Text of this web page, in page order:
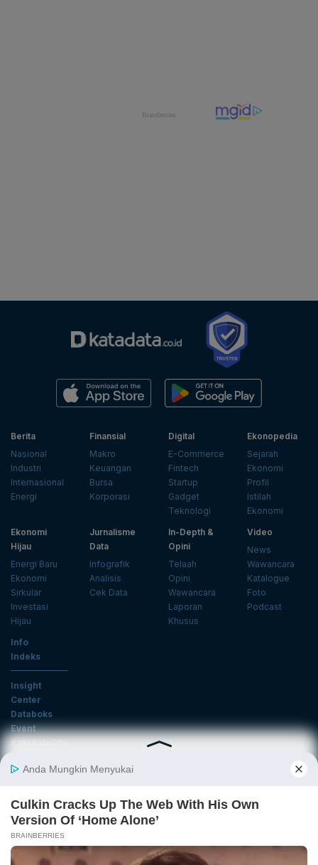
Berita
Nasional
Industri
Internasional
Energi
Finansial
Makro
Keuangan
Bursa
Korporasi
Digital
E-Commerce
Fintech
Startup
Gadget
Teknologi
Ekonopedia
Sejarah
Ekonomi
Profil
Istilah
Ekonomi
Ekonomi
Hijau
Energi Baru
Ekonomi
Sirkular
Investasi
Hijau
Jurnalisme
Data
Infografik
Analisis
Cek Data
In-Depth &
Opini
Telaah
Opini
Wawancara
Laporan
Khusus
Video
News
Wawancara
Katalogue
Foto
Podcast
Info
Indeks
Insight
Center
Databoks
Event
KatadataOto
Email